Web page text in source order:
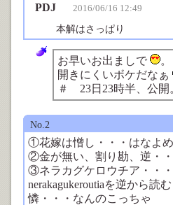
PDJ
2016/06/16 12:49
本解はさっぱり
お早いお出ましで
。
開きにくいボケだなぁ
＃ 23日23時半、公開
No.2
①花嫁は憎し・・・はなよ
②金が無い、割り勘、逆・
③ネラカグケロウチア・・
nerakagukeroutiaを逆から読
憐・・・なんのこっちゃ